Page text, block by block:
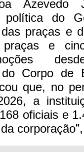
Azevedo
do
praças e
praças e
Corpo de
que, no
a
oficiais e